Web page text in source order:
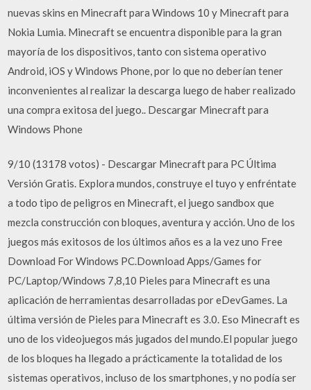
nuevas skins en Minecraft para Windows 10 y Minecraft para
Nokia Lumia. Minecraft se encuentra disponible para la gran
mayoría de los dispositivos, tanto con sistema operativo
Android, iOS y Windows Phone, por lo que no deberían tener
inconvenientes al realizar la descarga luego de haber realizado
una compra exitosa del juego.. Descargar Minecraft para
Windows Phone
9/10 (13178 votos) - Descargar Minecraft para PC Última
Versión Gratis. Explora mundos, construye el tuyo y enfréntate
a todo tipo de peligros en Minecraft, el juego sandbox que
mezcla construcción con bloques, aventura y acción. Uno de los
juegos más exitosos de los últimos años es a la vez uno Free
Download For Windows PC.Download Apps/Games for
PC/Laptop/Windows 7,8,10 Pieles para Minecraft es una
aplicación de herramientas desarrolladas por eDevGames. La
última versión de Pieles para Minecraft es 3.0. Eso Minecraft es
uno de los videojuegos más jugados del mundo.El popular juego
de los bloques ha llegado a prácticamente la totalidad de los
sistemas operativos, incluso de los smartphones, y no podía ser